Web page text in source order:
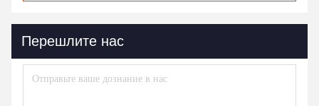
Перешлите нас